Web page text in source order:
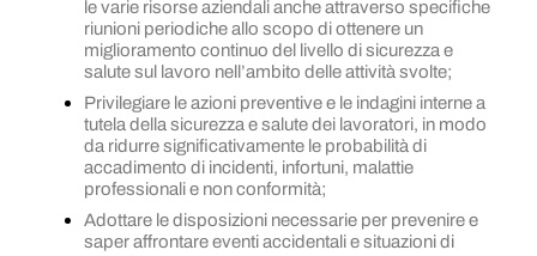
le varie risorse aziendali anche attraverso specifiche
riunioni periodiche allo scopo di ottenere un
miglioramento continuo del livello di sicurezza e
salute sul lavoro nell’ambito delle attività svolte;
Privilegiare le azioni preventive e le indagini interne a
tutela della sicurezza e salute dei lavoratori, in modo
da ridurre significativamente le probabilità di
accadimento di incidenti, infortuni, malattie
professionali e non conformità;
Adottare le disposizioni necessarie per prevenire e
saper affrontare eventi accidentali e situazioni di